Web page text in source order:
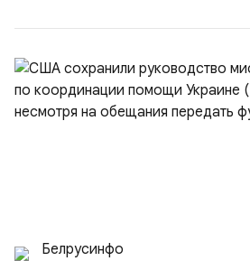
Белрусинфо